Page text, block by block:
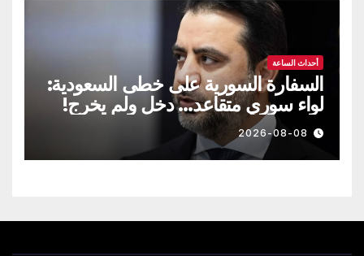
أحداث الساعة
السفارة السورية على خطى السعودية:
لواء سوري متقاعد… دخل ولم يخرج!
2026-08-08